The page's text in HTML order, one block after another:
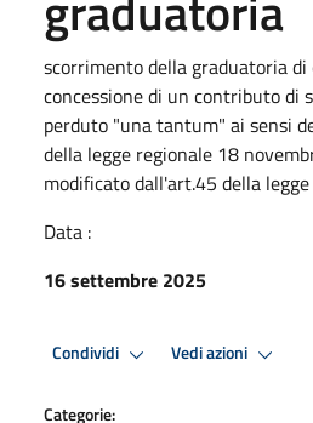
scorrimento della graduatoria di
concessione di un contributo di
perduto "una tantum" ai sensi
della legge regionale 18
modificato dall'art.45 della
Data :
16 settembre 2025
Condividi Vedi azioni
Categorie: